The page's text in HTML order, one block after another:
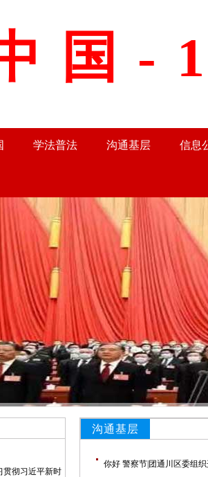
国-
学法普法 沟通基层 信息
贯彻习近平新时
沟通基层
你好 警察节|团通川区委组